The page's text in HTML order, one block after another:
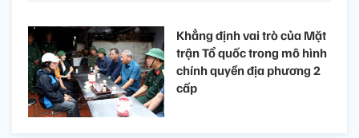
Khẳng định vai trò của Mặt
trận Tổ quốc trong mô hình
chính quyền địa phương 2
cấp